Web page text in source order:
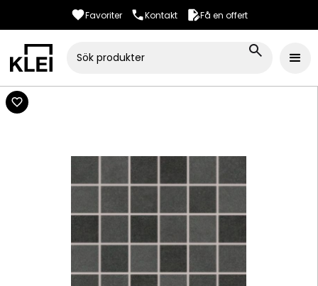
Favoriter Kontakt Få en offert